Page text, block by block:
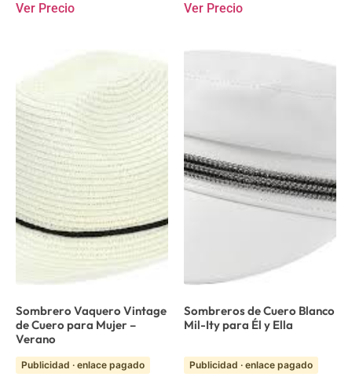
Ver Precio Ver Precio
Sombrero Vaquero Vintage
de Cuero para Mujer –
Verano
Publicidad · enlace pagado
Sombreros de Cuero Blanco
Mil-Ity para Él y Ella
Publicidad · enlace pagado